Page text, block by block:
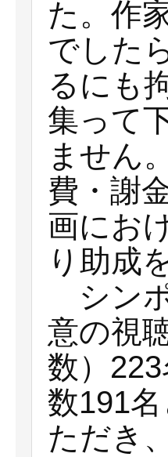
た。作
でした
るにも
集って
ません
費・謝
画にお
り助成
シン
意の視
数）
数191
ただき